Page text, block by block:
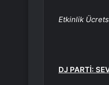
Etkinlik
DJ PARTİ: